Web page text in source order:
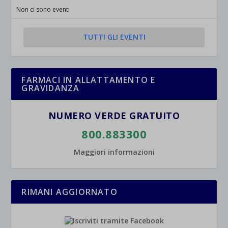
Non ci sono eventi
TUTTI GLI EVENTI
FARMACI IN ALLATTAMENTO E
GRAVIDANZA
NUMERO VERDE GRATUITO
800.883300
Maggiori informazioni
RIMANI AGGIORNATO